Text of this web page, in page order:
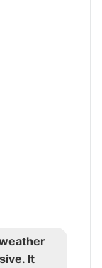
It